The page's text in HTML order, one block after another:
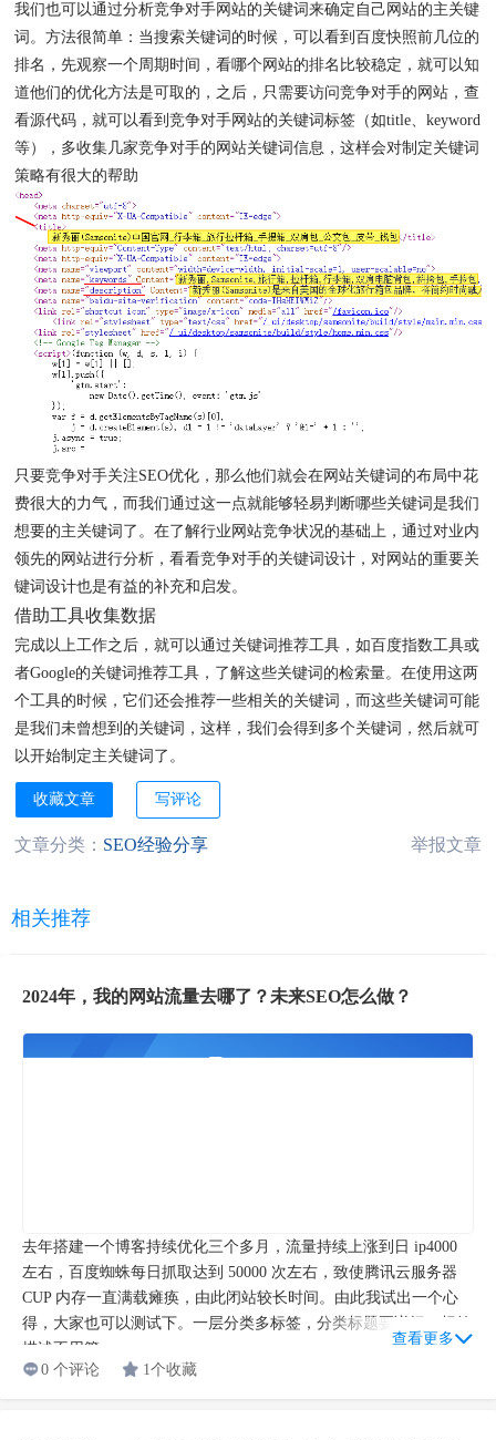
我们也可以通过分析竞争对手网站的关键词来确定自己网站的主关键
词。方法很简单：当搜索关键词的时候，可以看到百度快照前几位的
排名，先观察一个周期时间，看哪个网站的排名比较稳定，就可以知
道他们的优化方法是可取的，之后，只需要访问竞争对手的网站，查
看源代码，就可以看到竞争对手网站的关键词标签（如title、keyword
等），多收集几家竞争对手的网站关键词信息，这样会对制定关键词
策略有很大的帮助
只要竞争对手关注SEO优化，那么他们就会在网站关键词的布局中花
费很大的力气，而我们通过这一点就能够轻易判断哪些关键词是我们
想要的主关键词了。在了解行业网站竞争状况的基础上，通过对业内
领先的网站进行分析，看看竞争对手的关键词设计，对网站的重要关
键词设计也是有益的补充和启发。
借助工具收集数据
完成以上工作之后，就可以通过关键词推荐工具，如百度指数工具或
者Google的关键词推荐工具，了解这些关键词的检索量。在使用这两
个工具的时候，它们还会推荐一些相关的关键词，而这些关键词可能
是我们未曾想到的关键词，这样，我们会得到多个关键词，然后就可
以开始制定主关键词了。
收藏文章 写评论
文章分类： SEO经验分享 举报文章
相关推荐
2024年，我的网站流量去哪了？未来SEO怎么做？
去年搭建一个博客持续优化三个多月，流量持续上涨到日 ip4000
左右，百度蜘蛛每日抓取达到 50000 次左右，致使腾讯云服务器
CUP 内存一直满载瘫痪，由此闭站较长时间。由此我试出一个心
得，大家也可以测试下。一层分类多标签，分类标题要详细，标签
描述不用管...
查看更多
0 个评论
1个收藏